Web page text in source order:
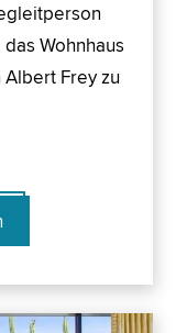
Wohnhaus
Frey zu